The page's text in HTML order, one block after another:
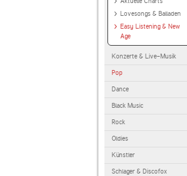
Lovesongs & Balladen
Easy Listening & New
Age
Konzerte & Live-Musik
Pop
Dance
Black Music
Rock
Oldies
Künstler
Schlager & Discofox